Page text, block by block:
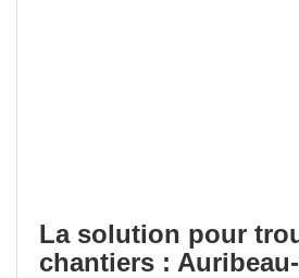
La solution pour
chantiers :